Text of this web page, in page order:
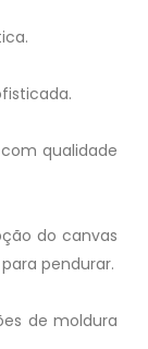
qualidade
do canvas
pendurar.
de moldura